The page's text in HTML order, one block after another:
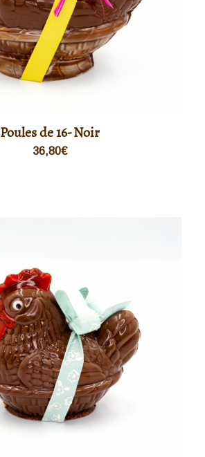
Poules de 16- Noir
36,80€